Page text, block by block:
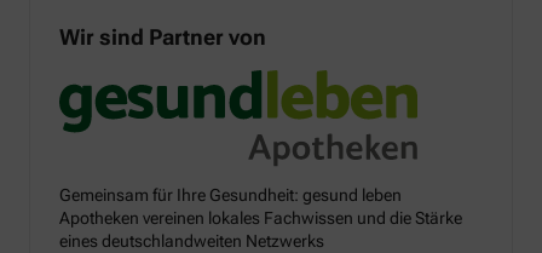
Wir sind Partner von
Gemeinsam für Ihre Gesundheit: gesund leben
Apotheken vereinen lokales Fachwissen und die Stärke
eines deutschlandweiten Netzwerks